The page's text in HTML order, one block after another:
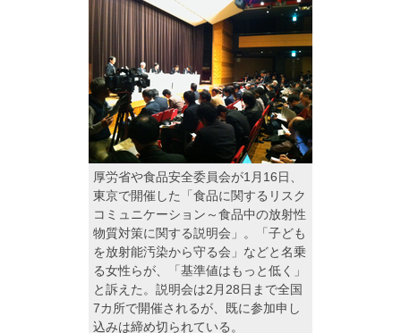
厚労省や食品安全委員会が1月16日、
東京で開催した「食品に関するリスク
コミュニケーション～食品中の放射性
物質対策に関する説明会」。「子ども
を放射能汚染から守る会」などと名乗
る女性らが、「基準値はもっと低く」
と訴えた。説明会は2月28日まで全国
7カ所で開催されるが、既に参加申し
込みは締め切られている。